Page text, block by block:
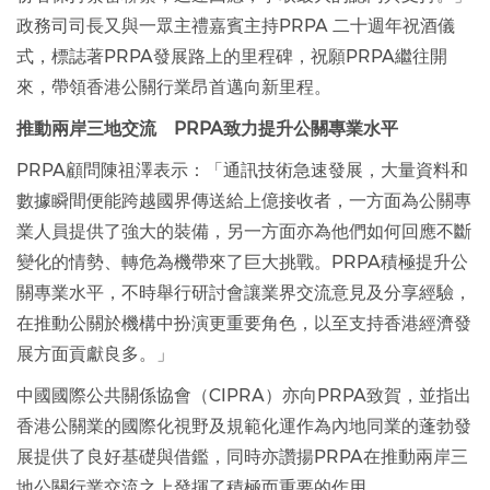
政務司司長又與一眾主禮嘉賓主持PRPA 二十週年祝酒儀
式，標誌著PRPA發展路上的里程碑，祝願PRPA繼往開
來，帶領香港公關行業昂首邁向新里程。
推動兩岸三地交流 PRPA致力提升公關專業水平
PRPA顧問陳祖澤表示：「通訊技術急速發展，大量資料和
數據瞬間便能跨越國界傳送給上億接收者，一方面為公關專
業人員提供了強大的裝備，另一方面亦為他們如何回應不斷
變化的情勢、轉危為機帶來了巨大挑戰。PRPA積極提升公
關專業水平，不時舉行研討會讓業界交流意見及分享經驗，
在推動公關於機構中扮演更重要角色，以至支持香港經濟發
展方面貢獻良多。」
中國國際公共關係協會（CIPRA）亦向PRPA致賀，並指出
香港公關業的國際化視野及規範化運作為內地同業的蓬勃發
展提供了良好基礎與借鑑，同時亦讚揚PRPA在推動兩岸三